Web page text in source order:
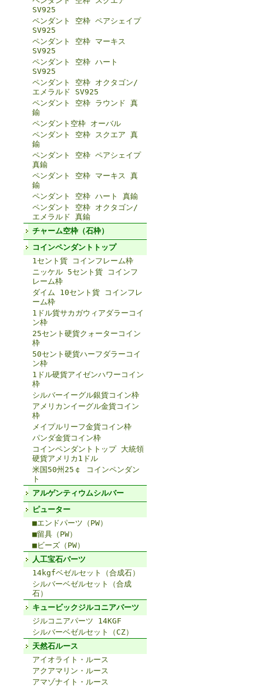
SV925
ペンダント 空枠 ペアシェイプ
SV925
ペンダント 空枠 マーキス
SV925
ペンダント 空枠 ハート
SV925
ペンダント 空枠 オクタゴン/
エメラルド SV925
ペンダント 空枠 ラウンド 真
鍮
ペンダント空枠 オーバル
ペンダント 空枠 スクエア 真
鍮
ペンダント 空枠 ペアシェイプ
真鍮
ペンダント 空枠 マーキス 真
鍮
ペンダント 空枠 ハート 真鍮
ペンダント 空枠 オクタゴン/
エメラルド 真鍮
チャーム空枠（石枠）
コインペンダントトップ
1セント貨 コインフレーム枠
ニッケル 5セント貨 コインフ
レーム枠
ダイム 10セント貨 コインフレ
ーム枠
1ドル貨サカガウィアダラーコイ
ン枠
25セント硬貨クォーターコイン
枠
50セント硬貨ハーフダラーコイ
ン枠
1ドル硬貨アイゼンハワーコイン
枠
シルバーイーグル銀貨コイン枠
アメリカンイーグル金貨コイン
枠
メイプルリーフ金貨コイン枠
パンダ金貨コイン枠
コインペンダントトップ 大統領
硬貨アメリカ1ドル
米国50州25￠ コインペンダン
ト
アルゲンティウムシルバー
ピューター
■エンドパーツ（PW）
■留具（PW）
■ビーズ（PW）
人工宝石パーツ
14kgfベゼルセット（合成石）
シルバーベゼルセット（合成
石）
キュービックジルコニアパーツ
ジルコニアパーツ 14KGF
シルバーベゼルセット（CZ）
天然石ルース
アイオライト・ルース
アクアマリン・ルース
アマゾナイト・ルース